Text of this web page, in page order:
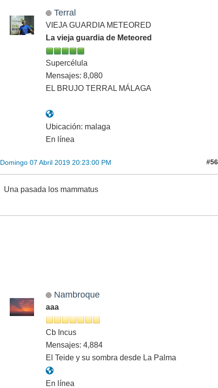
Terral
VIEJA GUARDIA METEORED
La vieja guardia de Meteored
Supercélula
Mensajes: 8,080
EL BRUJO TERRAL MÁLAGA
Ubicación: malaga
En línea
Domingo 07 Abril 2019 20:23:00 PM #56
Una pasada los mammatus
Nambroque
aaa
Cb Incus
Mensajes: 4,884
El Teide y su sombra desde La Palma
En línea